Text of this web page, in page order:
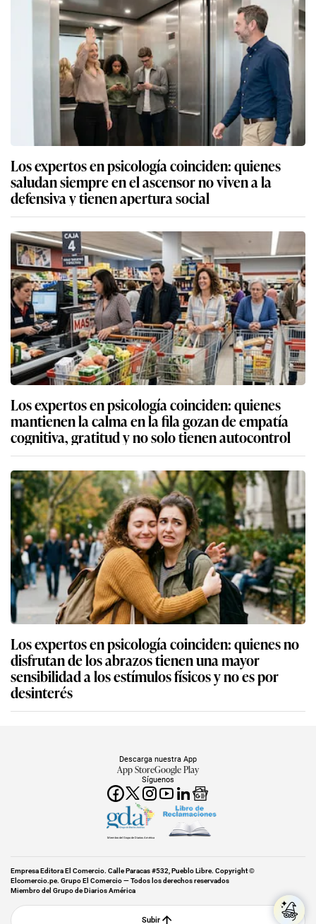
Los expertos en psicología coinciden: quienes
saludan siempre en el ascensor no viven a la
defensiva y tienen apertura social
Los expertos en psicología coinciden: quienes
mantienen la calma en la fila gozan de empatía
cognitiva, gratitud y no solo tienen autocontrol
Los expertos en psicología coinciden: quienes no
disfrutan de los abrazos tienen una mayor
sensibilidad a los estímulos físicos y no es por
desinterés
Síguenos
Descarga nuestra App
App StoreGoogle Play
Miembro del Grupo de Diarios América
Empresa Editora El Comercio. Calle Paracas #532, Pueblo Libre. Copyright ©
Elcomercio.pe. Grupo El Comercio — Todos los derechos reservados
Miembro del Grupo de Diarios América
Subir